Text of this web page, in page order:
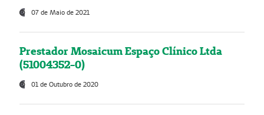
07 de Maio de 2021
Prestador Mosaicum Espaço Clínico Ltda
(51004352-0)
01 de Outubro de 2020